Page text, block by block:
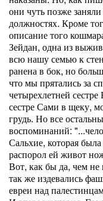
они чуть позже
должностях. Кроме
описание того
Зейдан, одна из
всю нашу семью к
ранена в бок, но
что мы прятались за
четырехлетней
сестре Сами в щеку,
грудь. Но все
воспоминаний:
Сальхие, которая
распорол ей живот
Вот, как бы да, чем не
так же издевались
евреи над